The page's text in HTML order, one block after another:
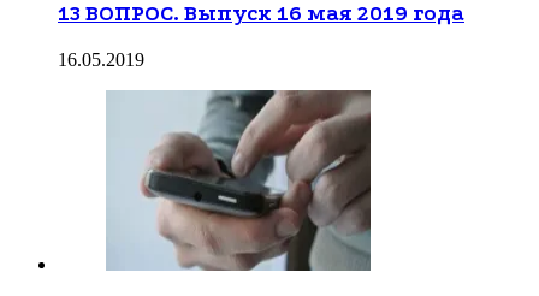
13 ВОПРОС. Выпуск 16 мая 2019 года
16.05.2019